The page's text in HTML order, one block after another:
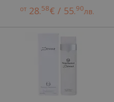
от 28.58€ / 55.90лв.